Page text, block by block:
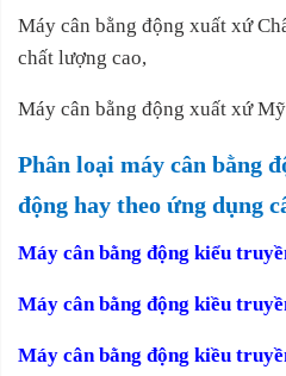
Máy cân bằng động xuất xứ
chất lượng cao,
Máy cân bằng động xuất xứ
Phân loại máy cân bằng
động hay theo ứng dụng
Máy cân bằng động kiểu
Máy cân bằng động kiều
Máy cân bằng động kiều